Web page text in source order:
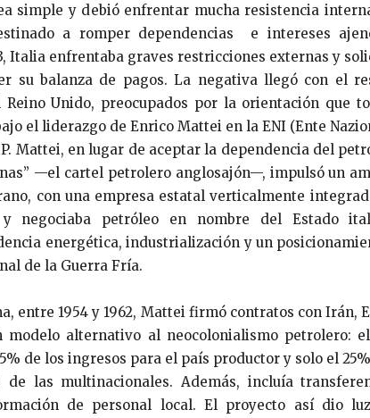
simple y debió enfrentar mucha resistencia
a romper dependencias e intereses
Italia enfrentaba graves restricciones externas y
su balanza de pagos. La negativa llegó con el
Reino Unido, preocupados por la orientación que
el liderazgo de Enrico Mattei en la ENI (Ente
Mattei, en lugar de aceptar la dependencia del
—el cartel petrolero anglosajón—, impulsó un
con una empresa estatal verticalmente
y negociaba petróleo en nombre del Estado
energética, industrialización y un
de la Guerra Fría.
entre 1954 y 1962, Mattei firmó contratos con Irán,
modelo alternativo al neocolonialismo petrolero: el
de los ingresos para el país productor y solo el
las multinacionales. Además, incluía
de personal local. El proyecto así dio